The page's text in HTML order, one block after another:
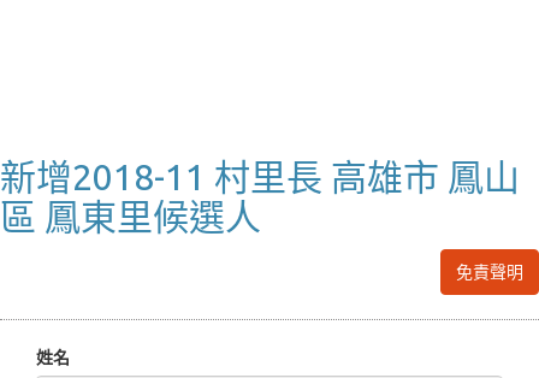
新增2018-11 村里長 高雄市 鳳山
區 鳳東里候選人
免責聲明
姓名